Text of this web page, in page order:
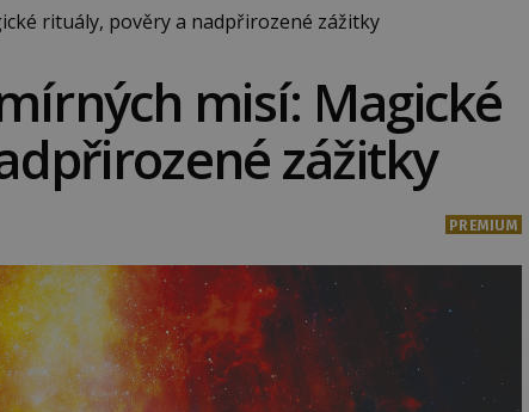
rituály, pověry a nadpřirozené zážitky
misí: Magické
zážitky
PREMIUM